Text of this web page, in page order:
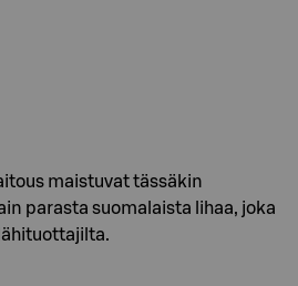
maistuvat tässäkin
parasta suomalaista lihaa, joka